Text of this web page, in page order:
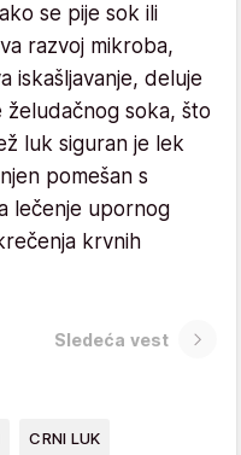
se pije sok ili
razvoj mikroba,
iskašljavanje, deluje
želudačnog soka, što
luk siguran je lek
pomešan s
lečenje upornog
krvnih
Sledeća vest
CRNI LUK